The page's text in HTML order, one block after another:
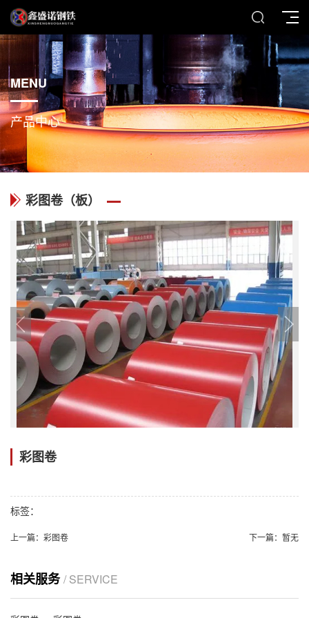
MENU
产品中心
彩图卷（板）
彩图卷
标签：
上一篇： 彩图卷 下一篇： 暂无
相关服务/ SERVICE